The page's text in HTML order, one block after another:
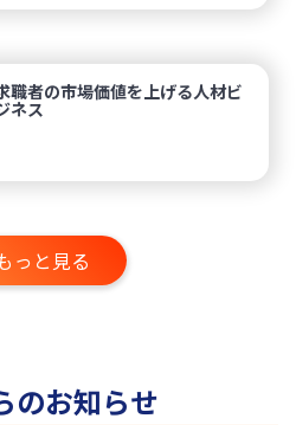
職者の市場価値を上げる人材ビ
ネス
っと見る
のお知らせ